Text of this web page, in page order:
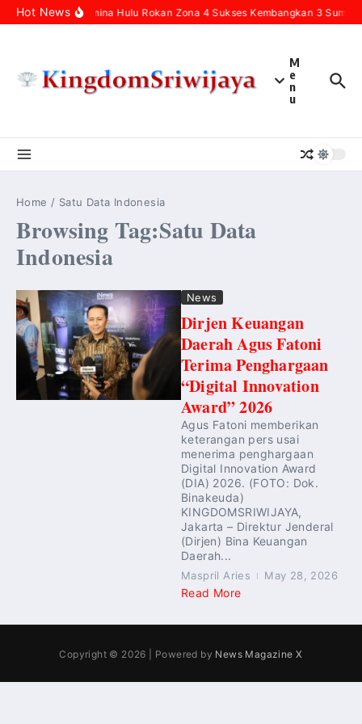
Skip to content
Hot NewsPertamina Hulu Rokan Zona 4 Sukses Kembangkan 3
M
e
n
u
Home / Satu Data Indonesia
Browsing Tag:Satu Data
Indonesia
News
Dirjen Keuangan
Daerah Agus Fatoni
Terima Penghargaan
“Digital Innovation
Award” 2026
Agus Fatoni memberikan
keterangan pers usai
menerima penghargaan
Digital Innovation Award
(DIA) 2026. (FOTO: Dok.
Binakeuda)
KINGDOMSRIWIJAYA,
Jakarta – Direktur Jenderal
(Dirjen) Bina Keuangan
Daerah...
Maspril Aries May 28, 2026
Read More
Copyright © 2026 | Powered by News Magazine X